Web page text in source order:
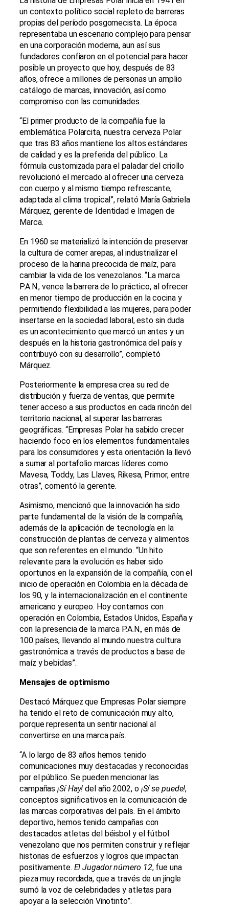
un contexto político social repleto de barreras
propias del período posgomecista. La época
representaba un escenario complejo para pensar
en una corporación moderna, aun así sus
fundadores confiaron en el potencial para hacer
posible un proyecto que hoy, después de 83
años, ofrece a millones de personas un amplio
catálogo de marcas, innovación, así como
compromiso con las comunidades.
“El primer producto de la compañía fue la
emblemática Polarcita, nuestra cerveza Polar
que tras 83 años mantiene los altos estándares
de calidad y es la preferida del público. La
fórmula customizada para el paladar del criollo
revolucionó el mercado al ofrecer una cerveza
con cuerpo y al mismo tiempo refrescante,
adaptada al clima tropical”, relató María Gabriela
Márquez, gerente de Identidad e Imagen de
Marca.
En 1960 se materializó la intención de preservar
la cultura de comer arepas, al industrializar el
proceso de la harina precocida de maíz, para
cambiar la vida de los venezolanos. “La marca
P.A.N., vence la barrera de lo práctico, al ofrecer
en menor tiempo de producción en la cocina y
permitiendo flexibilidad a las mujeres, para poder
insertarse en la sociedad laboral, esto sin duda
es un acontecimiento que marcó un antes y un
después en la historia gastronómica del país y
contribuyó con su desarrollo”, completó
Márquez.
Posteriormente la empresa crea su red de
distribución y fuerza de ventas, que permite
tener acceso a sus productos en cada rincón del
territorio nacional, al superar las barreras
geográficas. “Empresas Polar ha sabido crecer
haciendo foco en los elementos fundamentales
para los consumidores y esta orientación la llevó
a sumar al portafolio marcas líderes como
Mavesa, Toddy, Las Llaves, Rikesa, Primor, entre
otras”, comentó la gerente.
Asimismo, mencionó que la innovación ha sido
parte fundamental de la visión de la compañía,
además de la aplicación de tecnología en la
construcción de plantas de cerveza y alimentos
que son referentes en el mundo. “Un hito
relevante para la evolución es haber sido
oportunos en la expansión de la compañía, con el
inicio de operación en Colombia en la década de
los 90, y la internacionalización en el continente
americano y europeo. Hoy contamos con
operación en Colombia, Estados Unidos, España y
con la presencia de la marca P.A.N., en más de
100 países, llevando al mundo nuestra cultura
gastronómica a través de productos a base de
maíz y bebidas”.
Mensajes de optimismo
Destacó Márquez que Empresas Polar siempre
ha tenido el reto de comunicación muy alto,
porque representa un sentir nacional al
convertirse en una marca país.
“A lo largo de 83 años hemos tenido
comunicaciones muy destacadas y reconocidas
por el público. Se pueden mencionar las
campañas¡Sí Hay! del año 2002, o ¡Sí se puede!,
conceptos significativos en la comunicación de
las marcas corporativas del país. En el ámbito
deportivo, hemos tenido campañas con
destacados atletas del béisbol y el fútbol
venezolano que nos permiten construir y reflejar
historias de esfuerzos y logros que impactan
positivamente. El Jugador número 12, fue una
pieza muy recordada, que a través de un jingle
sumó la voz de celebridades y atletas para
apoyar a la selección Vinotinto”.